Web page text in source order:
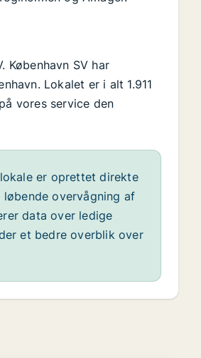
København SV har
Lokalet er i alt 1.911
vores service den
er oprettet direkte
overvågning af
data over ledige
et bedre overblik over